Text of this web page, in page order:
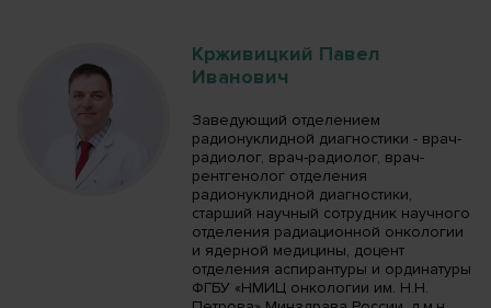
Крживицкий Павел
Иванович
Заведующий отделением
радионуклидной диагностики - врач-
радиолог, врач-радиолог, врач-
рентгенолог отделения
радионуклидной диагностики,
старший научный сотрудник научного
отделения радиационной онкологии
и ядерной медицины, доцент
отделения аспирантуры и ординатуры
ФГБУ «НМИЦ онкологии им. Н.Н.